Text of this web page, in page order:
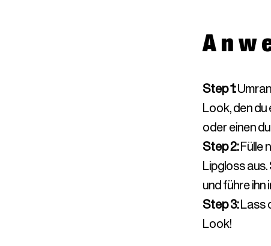
Step 1:
Look, den
oder einen
Step 2:Fülle
Lipgloss
und führe ihn
Step 3:Lass
Look!